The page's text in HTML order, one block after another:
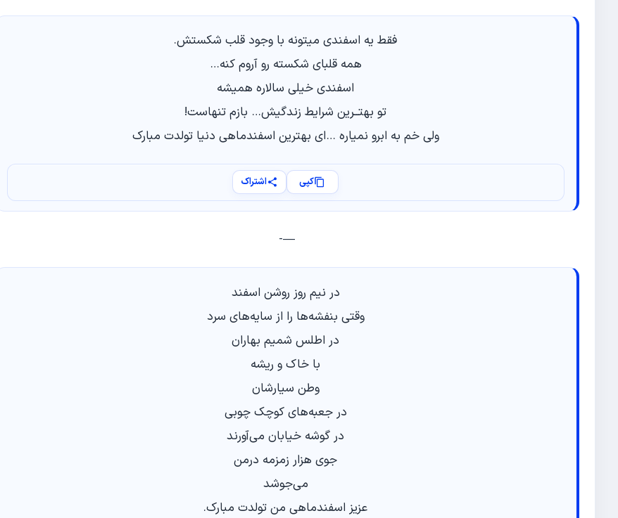
فقط یه اسفندی میتونه با وجود قلب شکستش.
همه قلبای شکسته رو آروم کنه…
اسفندی خیلی سالاره همیشه
تو بهتــرین شرایط زندگیش… بازم تنهاست!
ولی خم به ابرو نمیاره …‌ای بهترین اسفندماهی دنیا تولدت مبارک
کپی اشتراک
—-
در نیم روز روشن اسفند
وقتی بنفشه‌ها را از سایه‌های سرد
در اطلس شمیم بهاران
با خاک و ریشه
وطن سیارشان
در جعبه‌های کوچک چوبی
در گوشه خیابان می‌آورند
جوی هزار زمزمه درمن‌
می‌جوشد
عزیز اسفندماهی من تولدت مبارک.